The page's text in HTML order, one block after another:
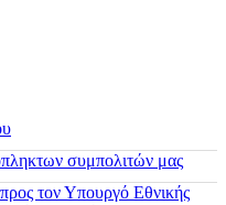
συμπολιτών μας
τον Υπουργό Εθνικής